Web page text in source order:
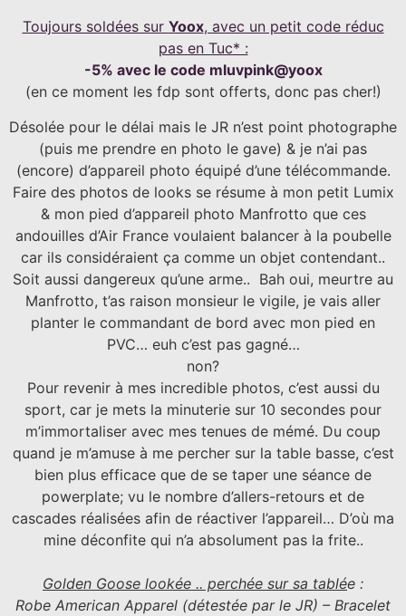
Toujours soldées sur Yoox, avec un petit code réduc
pas en Tuc* :
-5% avec le code mluvpink@yoox
(en ce moment les fdp sont offerts, donc pas cher!)
Désolée pour le délai mais le JR n’est point photographe
(puis me prendre en photo le gave) & je n’ai pas
(encore) d’appareil photo équipé d’une télécommande.
Faire des photos de looks se résume à mon petit Lumix
& mon pied d’appareil photo Manfrotto que ces
andouilles d’Air France voulaient balancer à la poubelle
car ils considéraient ça comme un objet contendant..
Soit aussi dangereux qu’une arme.. Bah oui, meurtre au
Manfrotto, t’as raison monsieur le vigile, je vais aller
planter le commandant de bord avec mon pied en
PVC… euh c’est pas gagné…
non?
Pour revenir à mes incredible photos, c’est aussi du
sport, car je mets la minuterie sur 10 secondes pour
m’immortaliser avec mes tenues de mémé. Du coup
quand je m’amuse à me percher sur la table basse, c’est
bien plus efficace que de se taper une séance de
powerplate; vu le nombre d’allers-retours et de
cascades réalisées afin de réactiver l’appareil… D’où ma
mine déconfite qui n’a absolument pas la frite..
Golden Goose lookée .. perchée sur sa tablée :
Robe American Apparel (détestée par le JR) – Bracelet